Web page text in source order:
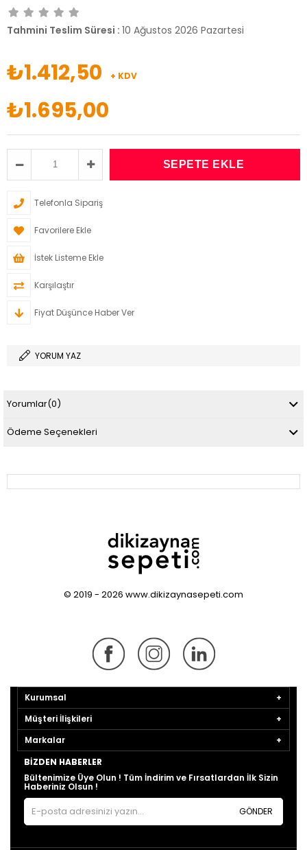
Tahmini Teslim Süresi : 10 Ağustos 2026 Pazartesi
₺1.412,50 + KDV
₺1.695,00
Telefonla Sipariş
Favorilere Ekle
İstek Listeme Ekle
Karşılaştır
Fiyat Düşünce Haber Ver
YORUM YAZ
Yorumlar(0)
Ödeme Seçenekleri
© 2019 - 2026 www.dikizaynasepeti.com
Kurumsal
Müşteri İlişkileri
Markalar
BIZDEN HABERLER
Bültenimize Üye Olun ! Tüm İndirim ve Fırsatlardan İlk Sizin
Haberiniz Olsun !
GÖNDER